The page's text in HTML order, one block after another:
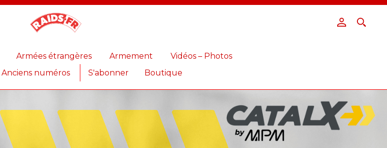
Armées étrangères Armement
Vidéos – Photos
Anciens numéros S'abonner Boutique